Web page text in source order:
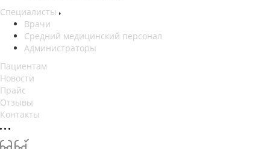
Специалисты
Врачи
Средний медицинский персонал
Администраторы
Пациентам
Новости
Прайс
Отзывы
Контакты